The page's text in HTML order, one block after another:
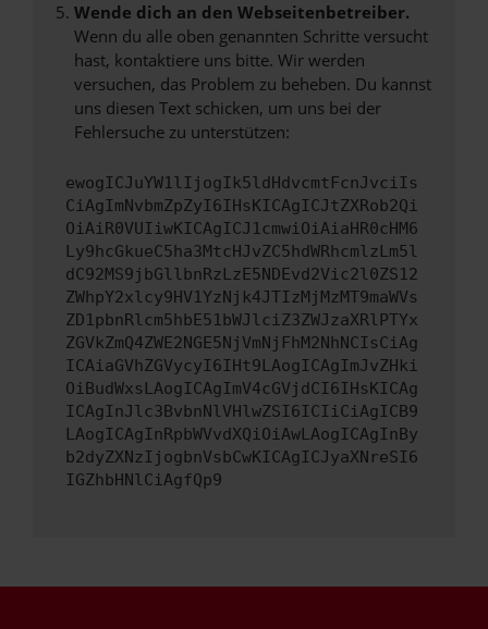
Wende dich an den Webseitenbetreiber.
Wenn du alle oben genannten Schritte versucht
hast, kontaktiere uns bitte. Wir werden
versuchen, das Problem zu beheben. Du kannst
uns diesen Text schicken, um uns bei der
Fehlersuche zu unterstützen:
ewogICJuYW1lIjogIk5ldHdvcmtFcnJvciIs
CiAgImNvbmZpZyI6IHsKICAgICJtZXRob2Qi
OiAiR0VUIiwKICAgICJ1cmwiOiAiaHR0cHM6
Ly9hcGkueC5ha3MtcHJvZC5hdWRhcmlzLm5l
dC92MS9jbGllbnRzLzE5NDEvd2Vic2l0ZS12
ZWhpY2xlcy9HV1YzNjk4JTIzMjMzMT9maWVs
ZD1pbnRlcm5hbE51bWJlciZ3ZWJzaXRlPTYx
ZGVkZmQ4ZWE2NGE5NjVmNjFhM2NhNCIsCiAg
ICAiaGVhZGVycyI6IHt9LAogICAgImJvZHki
OiBudWxsLAogICAgImV4cGVjdCI6IHsKICAg
ICAgInJlc3BvbnNlVHlwZSI6ICIiCiAgICB9
LAogICAgInRpbWVvdXQiOiAwLAogICAgInBy
b2dyZXNzIjogbnVsbCwKICAgICJyaXNreSI6
IGZhbHNlCiAgfQp9